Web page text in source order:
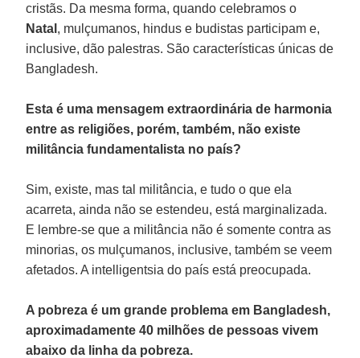
cristãs. Da mesma forma, quando celebramos o
Natal , mulçumanos, hindus e budistas participam e,
inclusive, dão palestras. São características únicas de
Bangladesh.
Esta é uma mensagem extraordinária de harmonia
entre as religiões, porém, também, não existe
militância fundamentalista no país?
Sim, existe, mas tal militância, e tudo o que ela
acarreta, ainda não se estendeu, está marginalizada.
E lembre-se que a militância não é somente contra as
minorias, os mulçumanos, inclusive, também se veem
afetados. A intelligentsia do país está preocupada.
A pobreza é um grande problema em Bangladesh,
aproximadamente 40 milhões de pessoas vivem
abaixo da linha da pobreza.